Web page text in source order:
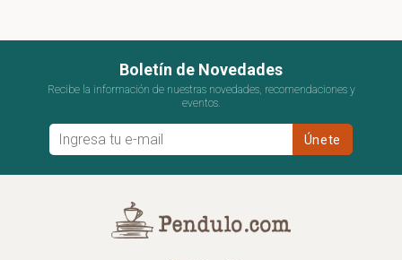
Boletín de Novedades
Recibe la información de nuestras novedades, recomendaciones y
eventos.